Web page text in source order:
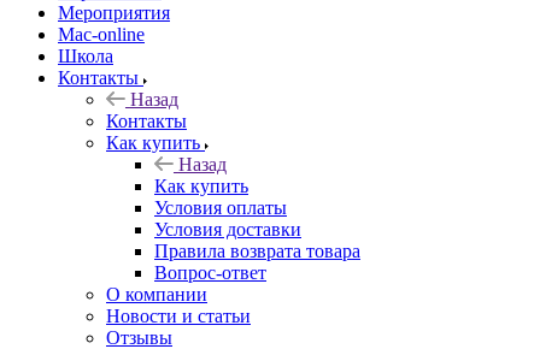
Мероприятия
Mac-online
Школа
Контакты
Назад
Контакты
Как купить
Назад
Как купить
Условия оплаты
Условия доставки
Правила возврата товара
Вопрос-ответ
О компании
Новости и статьи
Отзывы